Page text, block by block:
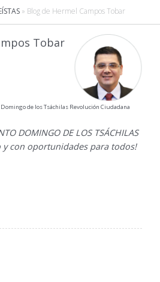
» Blog de Hermel Campos Tobar
Tobar
de los Tsáchilas Revolución Ciudadana
DOMINGO DE LOS TSÁCHILAS
y con oportunidades para todos!